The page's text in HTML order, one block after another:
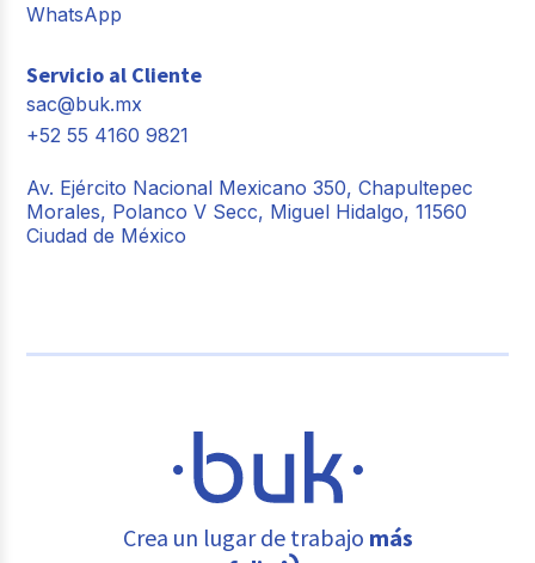
WhatsApp
Servicio al Cliente
sac@buk.mx
+52 55 4160 9821
Av. Ejército Nacional Mexicano 350, Chapultepec
Morales, Polanco V Secc, Miguel Hidalgo, 11560
Ciudad de México
Crea un lugar de trabajo más